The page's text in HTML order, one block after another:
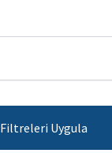
Filtreleri Uygula